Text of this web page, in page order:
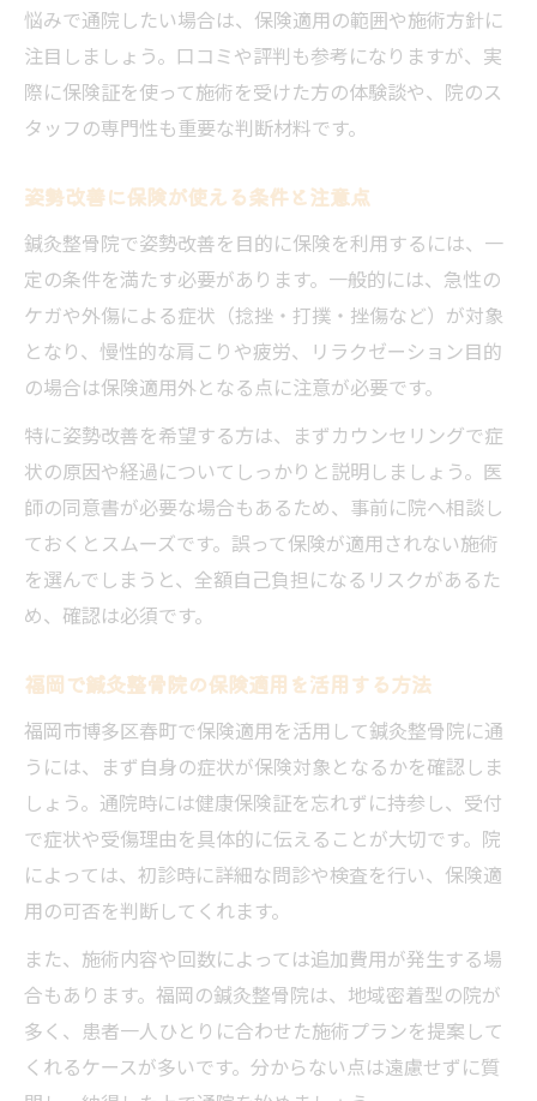
悩みで通院したい場合は、保険適用の範囲や施術方針に
注目しましょう。口コミや評判も参考になりますが、実
際に保険証を使って施術を受けた方の体験談や、院のス
タッフの専門性も重要な判断材料です。
姿勢改善に保険が使える条件と注意点
鍼灸整骨院で姿勢改善を目的に保険を利用するには、一
定の条件を満たす必要があります。一般的には、急性の
ケガや外傷による症状（捻挫・打撲・挫傷など）が対象
となり、慢性的な肩こりや疲労、リラクゼーション目的
の場合は保険適用外となる点に注意が必要です。
特に姿勢改善を希望する方は、まずカウンセリングで症
状の原因や経過についてしっかりと説明しましょう。医
師の同意書が必要な場合もあるため、事前に院へ相談し
ておくとスムーズです。誤って保険が適用されない施術
を選んでしまうと、全額自己負担になるリスクがあるた
め、確認は必須です。
福岡で鍼灸整骨院の保険適用を活用する方法
福岡市博多区春町で保険適用を活用して鍼灸整骨院に通
うには、まず自身の症状が保険対象となるかを確認しま
しょう。通院時には健康保険証を忘れずに持参し、受付
で症状や受傷理由を具体的に伝えることが大切です。院
によっては、初診時に詳細な問診や検査を行い、保険適
用の可否を判断してくれます。
また、施術内容や回数によっては追加費用が発生する場
合もあります。福岡の鍼灸整骨院は、地域密着型の院が
多く、患者一人ひとりに合わせた施術プランを提案して
くれるケースが多いです。分からない点は遠慮せずに質